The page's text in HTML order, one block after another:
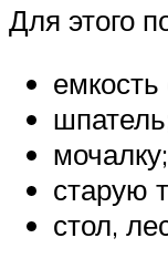
Для этого
мочалку;
старую
стол,